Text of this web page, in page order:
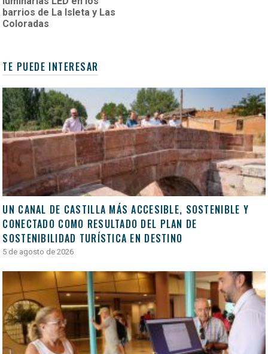
barrios de La Isleta y Las
Coloradas
TE PUEDE INTERESAR
UN CANAL DE CASTILLA MÁS ACCESIBLE, SOSTENIBLE Y
CONECTADO COMO RESULTADO DEL PLAN DE
SOSTENIBILIDAD TURÍSTICA EN DESTINO
5 de agosto de 2026